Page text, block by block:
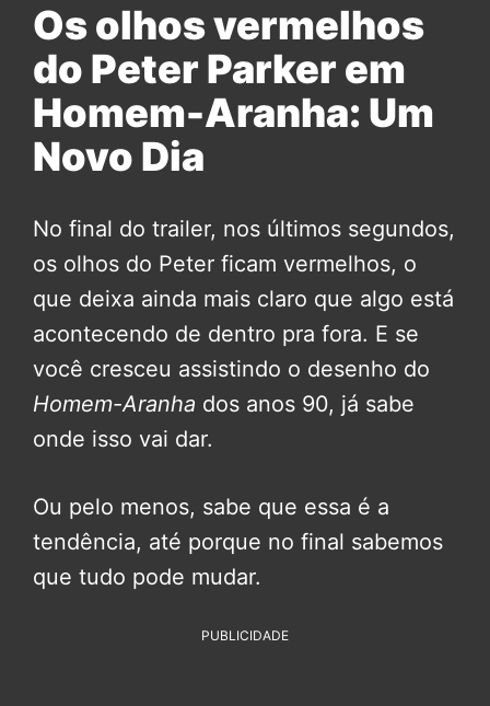
Os olhos vermelhos
do Peter Parker em
Homem-Aranha: Um
Novo Dia
No final do trailer, nos últimos segundos,
os olhos do Peter ficam vermelhos, o
que deixa ainda mais claro que algo está
acontecendo de dentro pra fora. E se
você cresceu assistindo o desenho do
Homem-Aranha dos anos 90, já sabe
onde isso vai dar.
Ou pelo menos, sabe que essa é a
tendência, até porque no final sabemos
que tudo pode mudar.
PUBLICIDADE